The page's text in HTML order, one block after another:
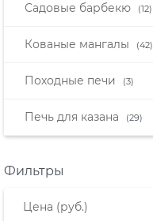
Садовые барбекю (12)
Кованые мангалы (42)
Походные печи (3)
Печь для казана (29)
Фильтры
Цена (руб.)